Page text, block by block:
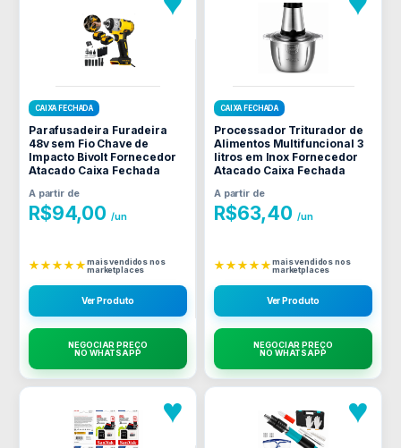
CAIXA FECHADA
Parafusadeira Furadeira
48v sem Fio Chave de
Impacto Bivolt Fornecedor
Atacado Caixa Fechada
A partir de
R$94,00 /un
★★★★★mais vendidos nos
marketplaces
Ver Produto
NEGOCIAR PREÇO
NO WHATSAPP
CAIXA FECHADA
Processador Triturador de
Alimentos Multifuncional 3
litros em Inox Fornecedor
Atacado Caixa Fechada
A partir de
R$63,40 /un
★★★★★mais vendidos nos
marketplaces
Ver Produto
NEGOCIAR PREÇO
NO WHATSAPP
♥ ♥